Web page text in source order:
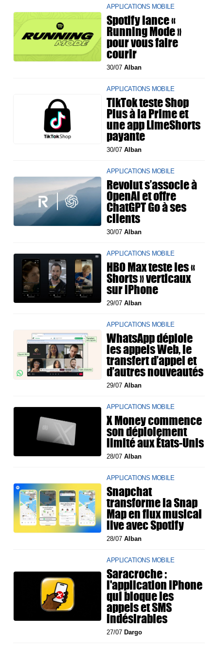
APPLICATIONS MOBILE
Spotify lance «
Running Mode »
pour vous faire
courir
30/07Alban
APPLICATIONS MOBILE
TikTok teste Shop
Plus à la Prime et
une app LimeShorts
payante
30/07Alban
APPLICATIONS MOBILE
Revolut s’associe à
OpenAI et offre
ChatGPT Go à ses
clients
30/07Alban
APPLICATIONS MOBILE
HBO Max teste les «
Shorts » verticaux
sur iPhone
29/07Alban
APPLICATIONS MOBILE
WhatsApp déploie
les appels Web, le
transfert d’appel et
d’autres nouveautés
29/07Alban
APPLICATIONS MOBILE
X Money commence
son déploiement
limité aux États-Unis
28/07Alban
APPLICATIONS MOBILE
Snapchat
transforme la Snap
Map en flux musical
live avec Spotify
28/07Alban
APPLICATIONS MOBILE
Saracroche :
l'application iPhone
qui bloque les
appels et SMS
indésirables
27/07 Dargo